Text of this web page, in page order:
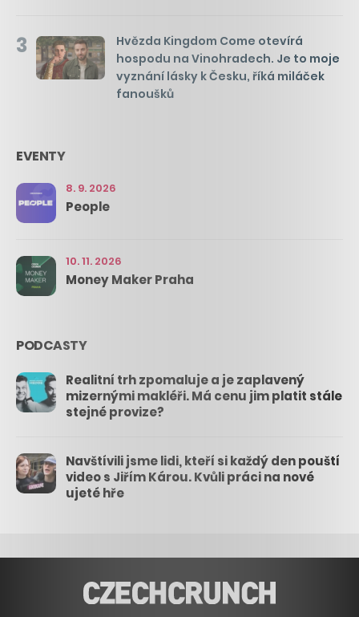
3
Hvězda Kingdom Come otevírá
hospodu na Vinohradech. Je to moje
vyznání lásky k Česku, říká miláček
fanoušků
EVENTY
8. 9. 2026
People
10. 11. 2026
Money Maker Praha
PODCASTY
Realitní trh zpomaluje a je zaplavený
mizernými makléři. Má cenu jim platit stále
stejné provize?
Navštívili jsme lidi, kteří si každý den pouští
video s Jiřím Károu. Kvůli práci na nové
ujeté hře